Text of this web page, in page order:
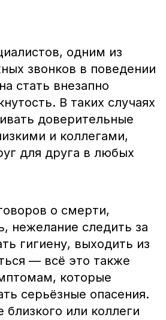
одним из
звонков в поведении
стать внезапно
В таких случаях
доверительные
и коллегами,
для друга в любых
о смерти,
нежелание следить за
гигиену, выходить из
— всё это также
которые
серьёзные опасения.
близкого или коллеги